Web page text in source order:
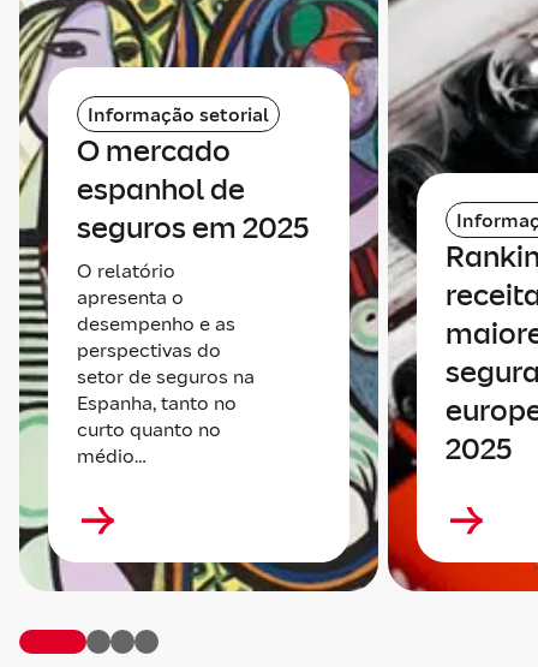
Informação setorial
O mercado
espanhol de
seguros em 2025
O relatório
apresenta o
desempenho e as
perspectivas do
setor de seguros na
Espanha, tanto no
curto quanto no
médio…
2025